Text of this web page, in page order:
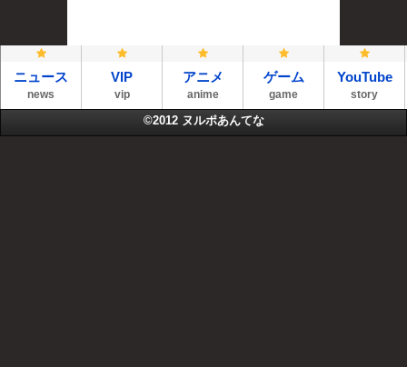
ニュース
news
VIP
vip
アニメ
anime
ゲーム
game
YouTube
story
©2012 ヌルポあんてな